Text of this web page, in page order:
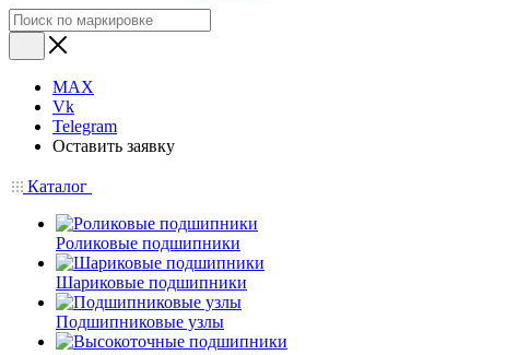
MAX
Vk
Telegram
Оставить заявку
Каталог
Роликовые подшипники
Шариковые подшипники
Подшипниковые узлы